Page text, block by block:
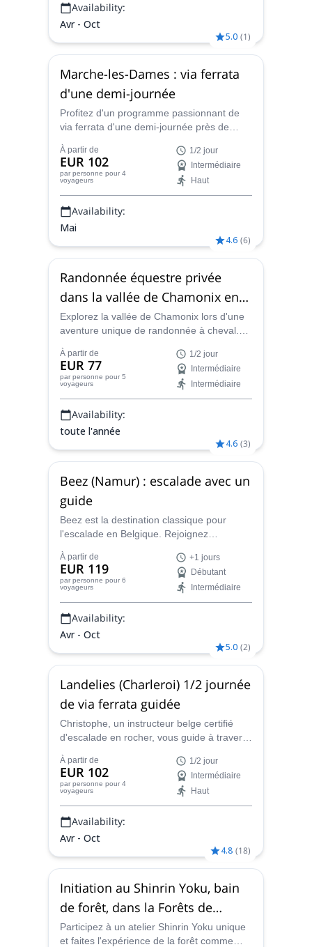
Availability:
Avr - Oct
5.0 (1)
Marche-les-Dames : via ferrata
d'une demi-journée
Profitez d'un programme passionnant de
via ferrata d'une demi-journée près de
avec Christophe, moniteur d'escalade.
À partir de
EUR 102
par personne pour 4
voyageurs
1/2 jour
Intermédiaire
Haut
Availability:
Mai
4.6 (6)
Randonnée équestre privée
dans la vallée de Chamonix en
France
Explorez la vallée de Chamonix lors d'une
aventure unique de randonnée à cheval.
toute l'année !
À partir de
EUR 77
par personne pour 5
voyageurs
1/2 jour
Intermédiaire
Intermédiaire
Availability:
toute l'année
4.6 (3)
Beez (Namur) : escalade avec un
guide
Beez est la destination classique pour
l'escalade en Belgique. Rejoignez
pour 1 ou 2 jours au bord de la vallée de la
Meuse.
À partir de
EUR 119
par personne pour 6
voyageurs
+1 jours
Débutant
Intermédiaire
Availability:
Avr - Oct
5.0 (2)
Landelies (Charleroi) 1/2 journée
de via ferrata guidée
Christophe, un instructeur belge certifié
d'escalade en rocher, vous guide à travers
de Charleroi en Belgique.
À partir de
EUR 102
par personne pour 4
voyageurs
1/2 jour
Intermédiaire
Haut
Availability:
Avr - Oct
4.8 (18)
Initiation au Shinrin Yoku, bain
de forêt, dans la Forêts de
Soignes
Participez à un atelier Shinrin Yoku unique
et faites l'expérience de la forêt comme